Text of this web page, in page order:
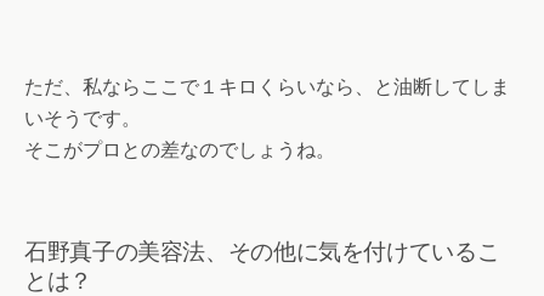
ただ、私ならここで１キロくらいなら、と油断してしま
いそうです。
そこがプロとの差なのでしょうね。
石野真子の美容法、その他に気を付けているこ
とは？